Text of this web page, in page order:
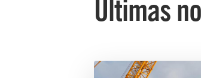
Últimas